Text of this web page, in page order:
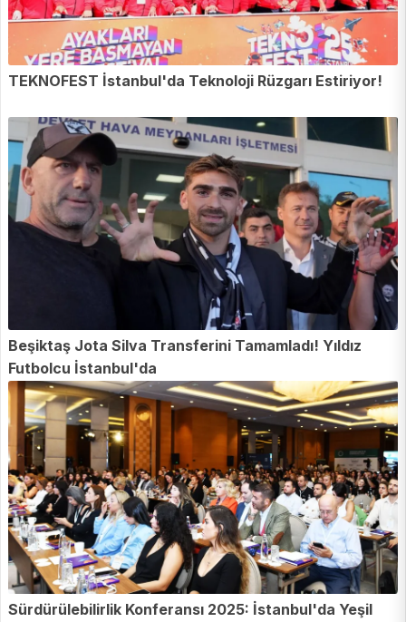
TEKNOFEST İstanbul'da Teknoloji Rüzgarı Estiriyor!
Beşiktaş Jota Silva Transferini Tamamladı! Yıldız
Futbolcu İstanbul'da
Sürdürülebilirlik Konferansı 2025: İstanbul'da Yeşil